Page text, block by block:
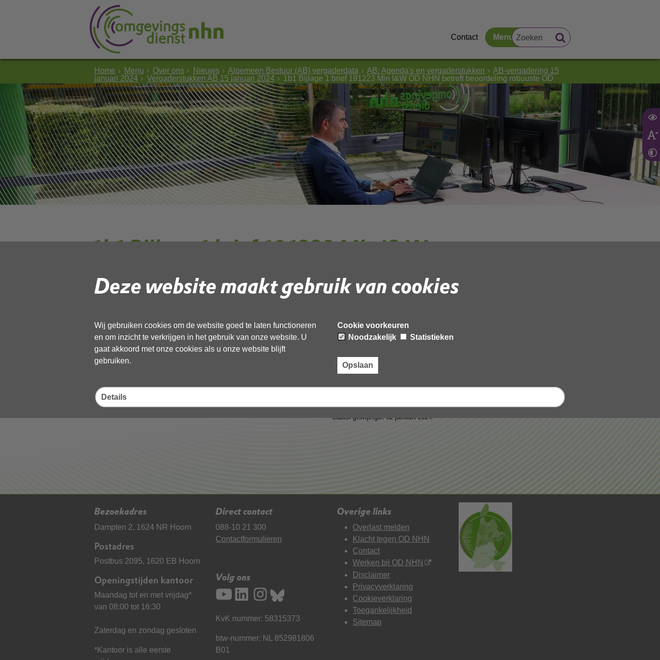
Deze website maakt gebruik van cookies
Wij gebruiken cookies om de website goed te laten functioneren
en om inzicht te verkrijgen in het gebruik van onze website. U
gaat akkoord met onze cookies als u onze website blijft
gebruiken.
Cookie voorkeuren
Noodzakelijk
Statistieken
Opslaan
Details
Contact Menu
Home Menu Over ons Nieuws Algemeen Bestuur (AB) vergaderdata AB: Agenda's en vergaderstukken
AB-vergadering 15
januari 2024
Vergaderstukken AB 15 januari 2024 1b1 Bijlage 1 brief 191223 Min I&W OD NHN betreft beoordeling robuuste OD
1b1 Bijlage 1 brief 191223 Min I&W
OD NHN betreft beoordeling
robuuste OD
Volg de onderstaande link om hetPDFdocument te downloaden.
Download ‘1b1 Bijlage 1 brief 191223 Min I&W OD NHN betreft beoordeling robuuste OD’,
Deel deze pagina
Laatst gewijzigd: 02 januari 2024
Bezoekadres
Dampten 2, 1624 NR Hoorn
Postadres
Postbus 2095, 1620 EB Hoorn
Openingstijden kantoor
Maandag tot en met vrijdag*
van 08:00 tot 16:30
Zaterdag en zondag gesloten
*Kantoor is alle eerste
Direct contact
088-10 21 300
Contactformulieren
Volg ons
KvK nummer: 58315373
btw-nummer: NL 852981806
B01
Overige links
Overlast melden
Klacht tegen OD NHN
Contact
Werken bij OD NHN
Disclaimer
Privacyverklaring
Cookieverklaring
Toegankelijkheid
Sitemap